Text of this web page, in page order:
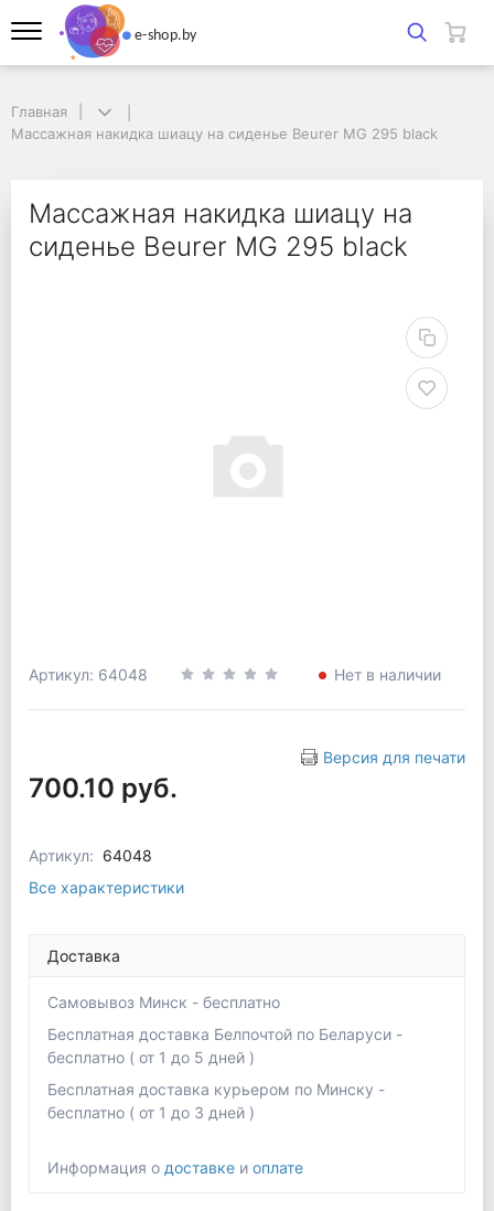
Массажная накидка шиацу на сиденье Beurer MG 295 black
Массажная накидка
Главная
Массажная накидка шиацу на сиденье Beurer MG 295 black
Массажная накидка шиацу на
сиденье Beurer MG 295 black
Артикул: 64048 Нет в наличии
Версия для печати
700.10 руб.
Артикул: 64048
Все характеристики
Доставка
Самовывоз Минск - бесплатно
Бесплатная доставка Белпочтой по Беларуси -
бесплатно ( от 1 до 5 дней )
Бесплатная доставка курьером по Минску -
бесплатно ( от 1 до 3 дней )
Информация о доставке и оплате